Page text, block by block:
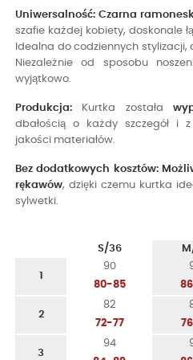
Uniwersalność: Czarna
szafie każdej kobiety, doskonale
Idealna do codziennych
Niezależnie od sposobu
wyjątkowo.
Produkcja: Kurtka została
dbałością o każdy szczegół i
jakości materiałów.
Bez dodatkowych kosztów:
rękawów, dzięki czemu kurtka
sylwetki.
S/36
90
80-85
2
82
72-77
3
94